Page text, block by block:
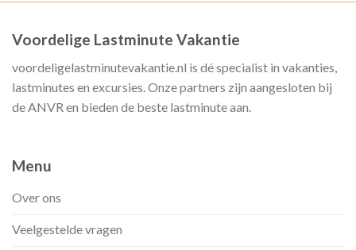
Voordelige Lastminute Vakantie
voordeligelastminutevakantie.nl is dé specialist in vakanties,
lastminutes en excursies. Onze partners zijn aangesloten bij
de ANVR en bieden de beste lastminute aan.
Menu
Over ons
Veelgestelde vragen